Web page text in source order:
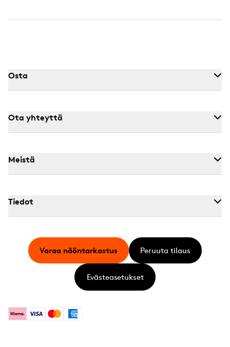
Osta
Ota yhteyttä
Meistä
Tiedot
KlarnaVisa MastercardAmerican Express
Varaa näöntarkastus Peruuta tilaus
Evästeasetukset